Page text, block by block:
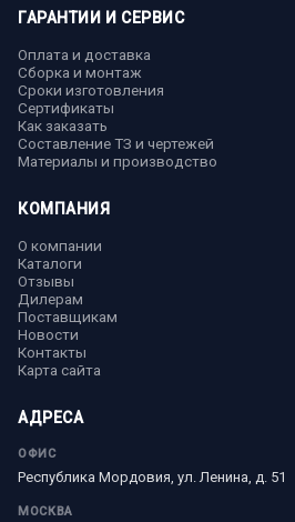
ГАРАНТИИ И СЕРВИС
Оплата и доставка
Сборка и монтаж
Сроки изготовления
Сертификаты
Как заказать
Составление ТЗ и чертежей
Материалы и производство
КОМПАНИЯ
О компании
Каталоги
Отзывы
Дилерам
Поставщикам
Новости
Контакты
Карта сайта
АДРЕСА
ОФИС
Республика Мордовия, ул. Ленина, д. 51
МОСКВА